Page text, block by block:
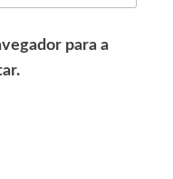
para a